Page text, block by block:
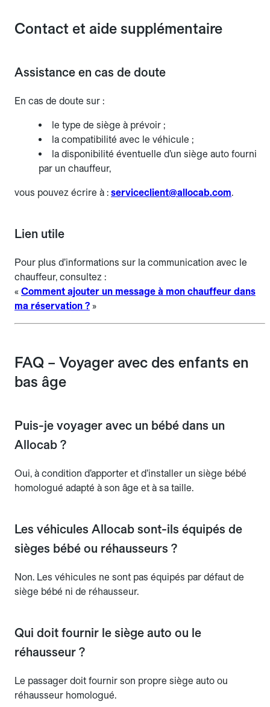
Contact et aide supplémentaire
Assistance en cas de doute
En cas de doute sur :
le type de siège à prévoir ;
la compatibilité avec le véhicule ;
la disponibilité éventuelle d’un siège auto fourni
par un chauffeur,
vous pouvez écrire à : serviceclient@allocab.com.
Lien utile
Pour plus d’informations sur la communication avec le
chauffeur, consultez :
« Comment ajouter un message à mon chauffeur dans
ma réservation ? »
FAQ – Voyager avec des enfants en
bas âge
Puis-je voyager avec un bébé dans un
Allocab ?
Oui, à condition d’apporter et d’installer un siège bébé
homologué adapté à son âge et à sa taille.
Les véhicules Allocab sont-ils équipés de
sièges bébé ou réhausseurs ?
Non. Les véhicules ne sont pas équipés par défaut de
siège bébé ni de réhausseur.
Qui doit fournir le siège auto ou le
réhausseur ?
Le passager doit fournir son propre siège auto ou
réhausseur homologué.